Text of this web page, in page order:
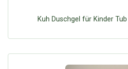
Kuh Duschgel für Kinder